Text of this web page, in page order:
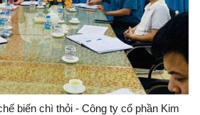
- Công ty cổ phần Kim